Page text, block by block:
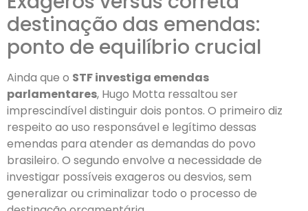
destinação das emendas:
ponto de equilíbrio crucial
Ainda que o STF investiga emendas
parlamentares, Hugo Motta ressaltou ser
imprescindível distinguir dois pontos. O primeiro diz
respeito ao uso responsável e legítimo dessas
emendas para atender as demandas do povo
brasileiro. O segundo envolve a necessidade de
investigar possíveis exageros ou desvios, sem
generalizar ou criminalizar todo o processo de